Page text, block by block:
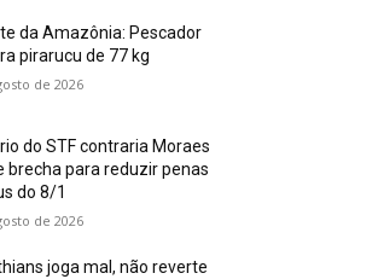
da Amazônia: Pescador
pirarucu de 77 kg
de 2026
do STF contraria Moraes
brecha para reduzir penas
do 8/1
de 2026
joga mal, não reverte